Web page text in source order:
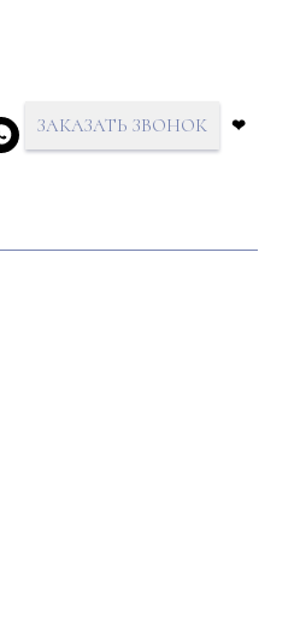
ЗАКАЗАТЬ ЗВОНОК ❤